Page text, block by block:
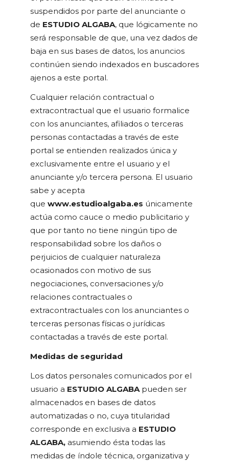
suspendidos por parte del anunciante o
de ESTUDIO ALGABA, que lógicamente no
será responsable de que, una vez dados de
baja en sus bases de datos, los anuncios
continúen siendo indexados en buscadores
ajenos a este portal.
Cualquier relación contractual o
extracontractual que el usuario formalice
con los anunciantes, afiliados o terceras
personas contactadas a través de este
portal se entienden realizados única y
exclusivamente entre el usuario y el
anunciante y/o tercera persona. El usuario
sabe y acepta
que www.estudioalgaba.es únicamente
actúa como cauce o medio publicitario y
que por tanto no tiene ningún tipo de
responsabilidad sobre los daños o
perjuicios de cualquier naturaleza
ocasionados con motivo de sus
negociaciones, conversaciones y/o
relaciones contractuales o
extracontractuales con los anunciantes o
terceras personas físicas o jurídicas
contactadas a través de este portal.
Medidas de seguridad
Los datos personales comunicados por el
usuario a ESTUDIO ALGABA pueden ser
almacenados en bases de datos
automatizadas o no, cuya titularidad
corresponde en exclusiva a ESTUDIO
ALGABA, asumiendo ésta todas las
medidas de índole técnica, organizativa y